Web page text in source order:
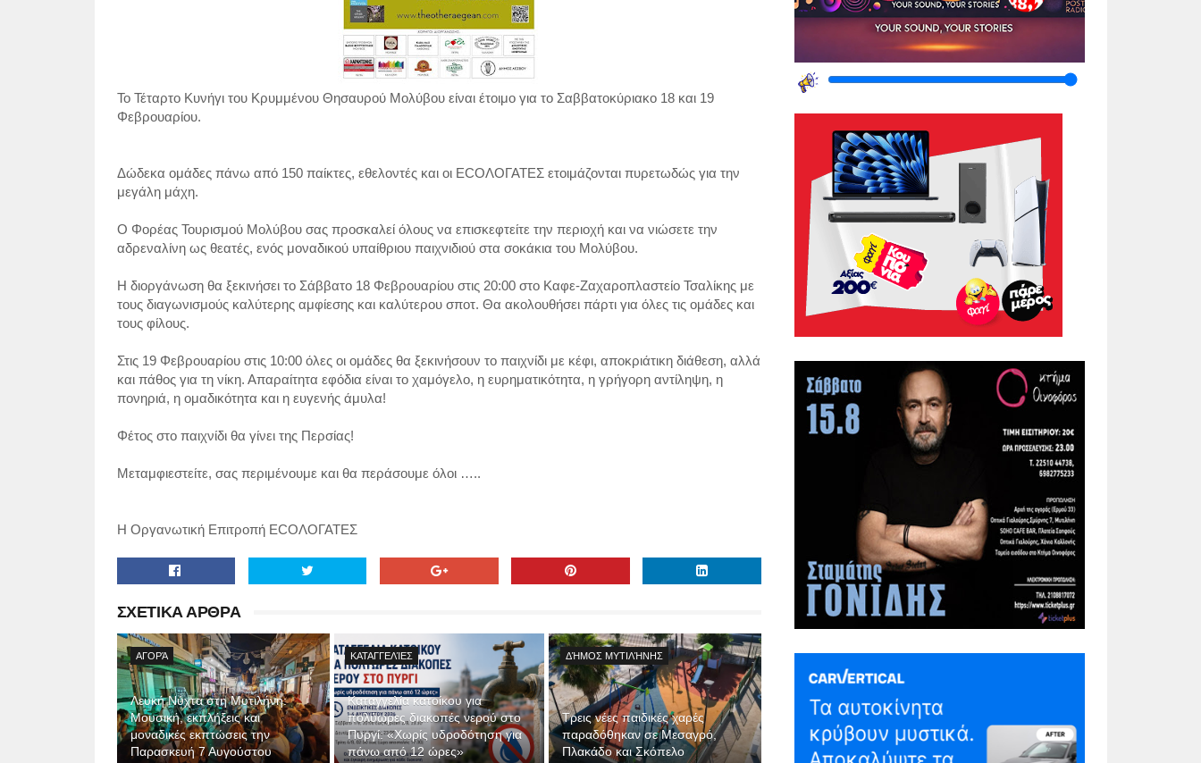
To Τέταρτο Κυνήγι του Κρυμμένου Θησαυρού Μολύβου είναι έτοιμο για το Σαββατοκύριακο 18 και 19
Φεβρουαρίου.
Δώδεκα ομάδες πάνω από 150 παίκτες, εθελοντές και οι ECOΛΟΓΑΤΕΣ ετοιμάζονται πυρετωδώς για την
μεγάλη μάχη.
Ο Φορέας Τουρισμού Μολύβου σας προσκαλεί όλους να επισκεφτείτε την περιοχή και να νιώσετε την
αδρεναλίνη ως θεατές, ενός μοναδικού υπαίθριου παιχνιδιού στα σοκάκια του Μολύβου.
Η διοργάνωση θα ξεκινήσει το Σάββατο 18 Φεβρουαρίου στις 20:00 στο Καφε-Ζαχαροπλαστείο Τσαλίκης με
τους διαγωνισμούς καλύτερης αμφίεσης και καλύτερου σποτ. Θα ακολουθήσει πάρτι για όλες τις ομάδες και
τους φίλους.
Στις 19 Φεβρουαρίου στις 10:00 όλες οι ομάδες θα ξεκινήσουν το παιχνίδι με κέφι, αποκριάτικη διάθεση, αλλά
και πάθος για τη νίκη. Απαραίτητα εφόδια είναι το χαμόγελο, η ευρηματικότητα, η γρήγορη αντίληψη, η
πονηριά, η ομαδικότητα και η ευγενής άμυλα!
Φέτος στο παιχνίδι θα γίνει της Περσίας!
Μεταμφιεστείτε, σας περιμένουμε και θα περάσουμε όλοι …..
Η Οργανωτική Επιτροπή ΕCOΛΟΓΑΤΕΣ
ΣΧΕΤΙΚΑ ΑΡΘΡΑ
ΑΓΟΡΆ
Λευκή Νύχτα στη Μυτιλήνη:
Μουσική, εκπλήξεις και
μοναδικές εκπτώσεις την
Παρασκευή 7 Αυγούστου
ΚΑΤΑΓΓΕΛΊΕΣ
Καταγγελία κατοίκου για
πολύωρες διακοπές νερού στο
Πυργί: «Χωρίς υδροδότηση για
πάνω από 12 ώρες»
ΔΉΜΟΣ ΜΥΤΙΛΉΝΗΣ
Τρεις νέες παιδικές χαρές
παραδόθηκαν σε Μεσαγρό,
Πλακάδο και Σκόπελο